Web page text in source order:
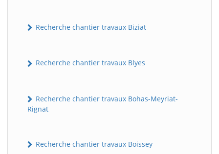
Recherche chantier travaux Biziat
Recherche chantier travaux Blyes
Recherche chantier travaux Bohas-Meyriat-
Rignat
Recherche chantier travaux Boissey